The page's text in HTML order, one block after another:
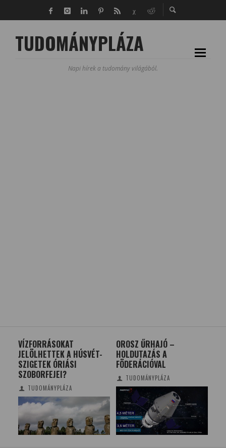
TUDOMÁNYPLÁZA
Napi hírek a tudomány világából.
VÍZFORRÁSOKAT
JELÖLHETTEK A HÚSVÉT-
SZIGETEK ÓRIÁSI
SZOBORFEJEI?
TUDOMÁNYPLÁZA
OROSZ ŰRHAJÓ –
HOLDUTAZÁS A
FÖDERÁCIÓVAL
TUDOMÁNYPLÁZA